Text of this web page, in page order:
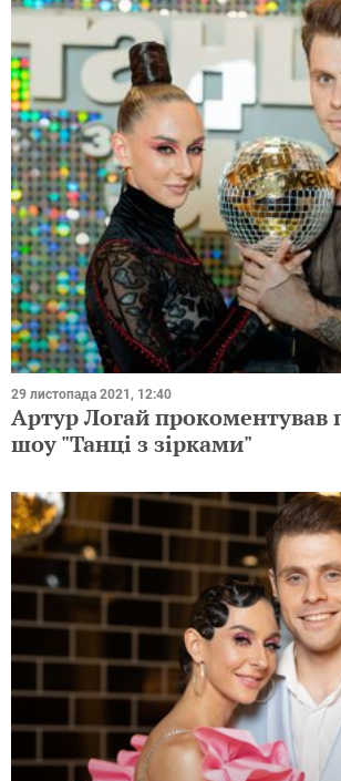
29 листопада 2021, 12:40
Артур Логай прокоментував
шоу "Танці з зірками"